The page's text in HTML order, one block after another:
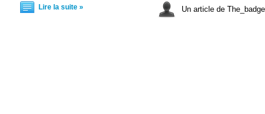
Lire la suite » Un article de